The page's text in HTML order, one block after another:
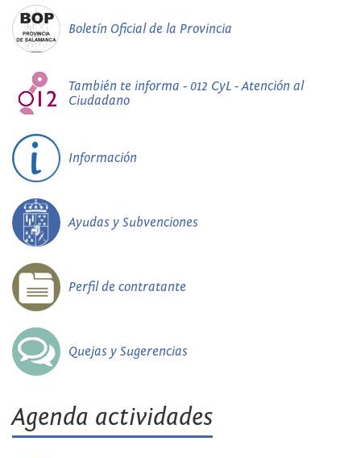
Boletín Oficial de la Provincia
También te informa - 012 CyL - Atención al
Ciudadano
Información
Ayudas y Subvenciones
Perfil de contratante
Quejas y Sugerencias
Agenda actividades